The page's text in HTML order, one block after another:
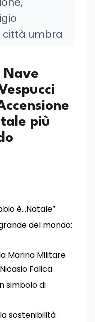
città umbra
Nave
più
è…Natale”
del mondo:
Marina Militare
Falica
simbolo di
sostenibilità